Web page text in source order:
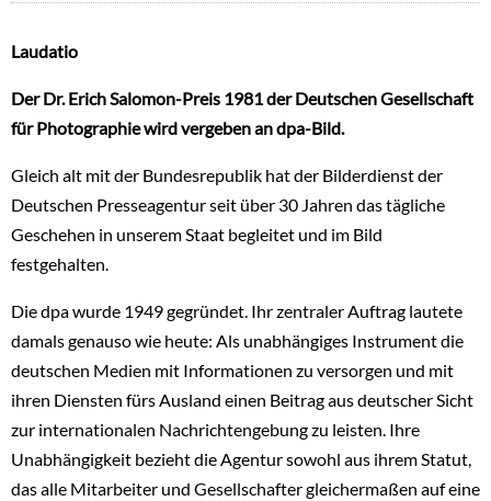
Laudatio
Der Dr. Erich Salomon-Preis 1981 der Deutschen Gesellschaft
für Photographie wird vergeben an dpa-Bild.
Gleich alt mit der Bundesrepublik hat der Bilderdienst der
Deutschen Presseagentur seit über 30 Jahren das tägliche
Geschehen in unserem Staat begleitet und im Bild
festgehalten.
Die dpa wurde 1949 gegründet. Ihr zentraler Auftrag lautete
damals genauso wie heute: Als unabhängiges Instrument die
deutschen Medien mit Informationen zu versorgen und mit
ihren Diensten fürs Ausland einen Beitrag aus deutscher Sicht
zur internationalen Nachrichtengebung zu leisten. Ihre
Unabhängigkeit bezieht die Agentur sowohl aus ihrem Statut,
das alle Mitarbeiter und Gesellschafter gleichermaßen auf eine